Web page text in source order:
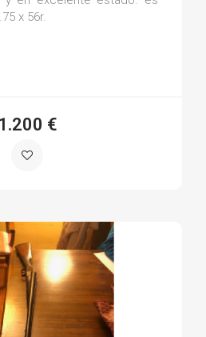
x 56r.
1.200 €